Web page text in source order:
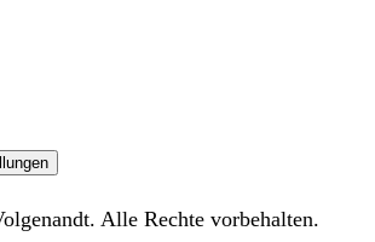
Alle Rechte vorbehalten.